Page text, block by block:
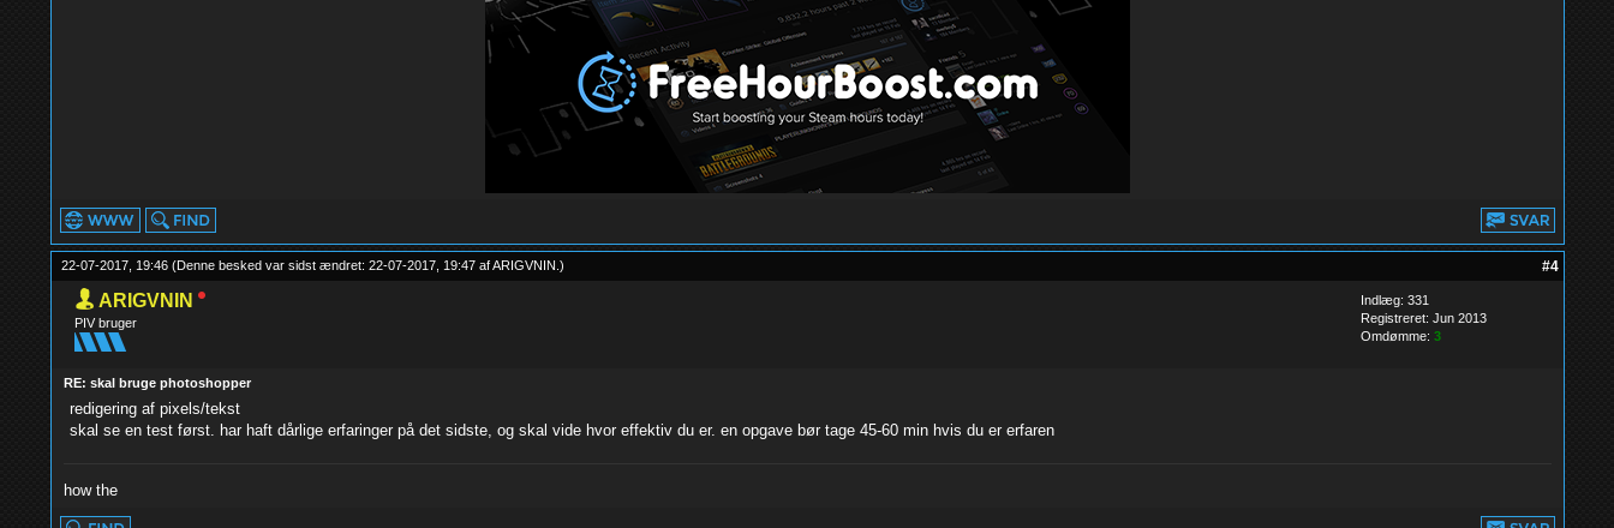
22-07-2017, 19:46 (Denne besked var sidst ændret: 22-07-2017, 19:47 afARIGVNIN ) #4
ARIGVNIN
PIV bruger
Indlæg: 331
Registreret: Jun 2013
Omdømme: 3
RE: skal bruge photoshopper
redigering af pixels/tekst
skal se en test først. har haft dårlige erfaringer på det sidste, og skal vide hvor effektiv du er. en opgave bør tage 45-60 min hvis du er erfaren
how the